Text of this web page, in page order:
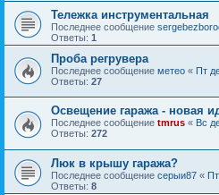
Тележка инструментальная
Последнее сообщение
Ответы: 1
Проба регрувера
Последнее сообщение метео « Пт
Ответы: 27
Освещение гаража - новая
Последнее сообщение tmrus « Вс
Ответы: 272
Люк в крышу гаража?
Последнее сообщение серыи87 «
Ответы: 8